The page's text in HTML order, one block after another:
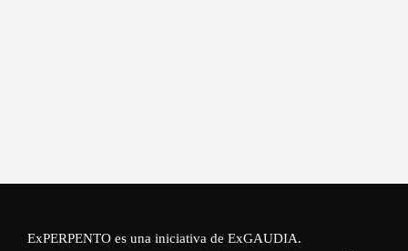
ExPERPENTO es una iniciativa de ExGAUDIA.